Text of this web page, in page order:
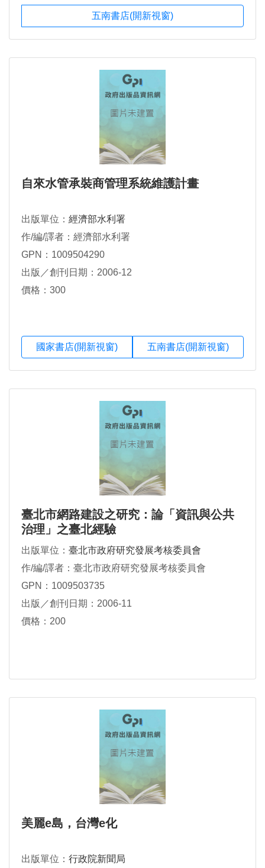
五南書店(開新視窗)
自來水管承裝商管理系統維護計畫
出版單位： 經濟部水利署
作/編/譯者：經濟部水利署
GPN：1009504290
出版／創刊日期：2006-12
價格：300
國家書店(開新視窗) 五南書店(開新視窗)
臺北市網路建設之研究：論「資訊與公共
治理」之臺北經驗
出版單位： 臺北市政府研究發展考核委員會
作/編/譯者：臺北市政府研究發展考核委員會
GPN：1009503735
出版／創刊日期：2006-11
價格：200
美麗e島，台灣e化
出版單位： 行政院新聞局